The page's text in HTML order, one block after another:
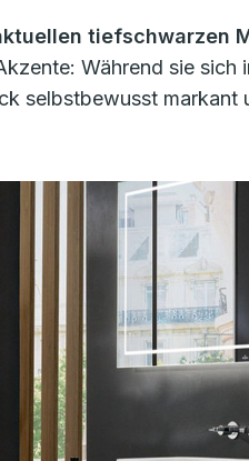
tiefschwarzen
Während sie sich
selbstbewusst markant